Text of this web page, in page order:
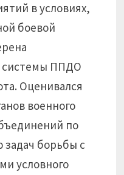
в условиях,
боевой
системы ППДО
Оценивался
военного
по
борьбы с
условного